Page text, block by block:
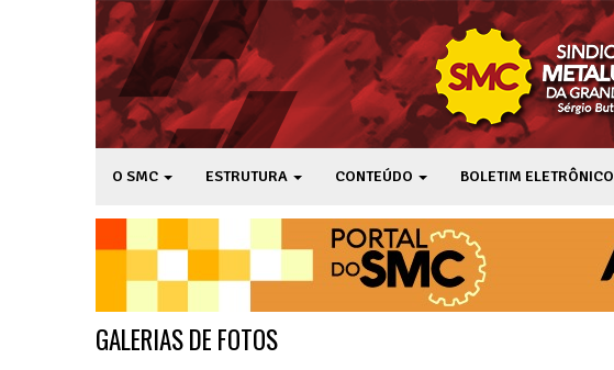
O SMC ESTRUTURA CONTEÚDO BOLETIM ELETRÔNICO
GALERIAS DE FOTOS